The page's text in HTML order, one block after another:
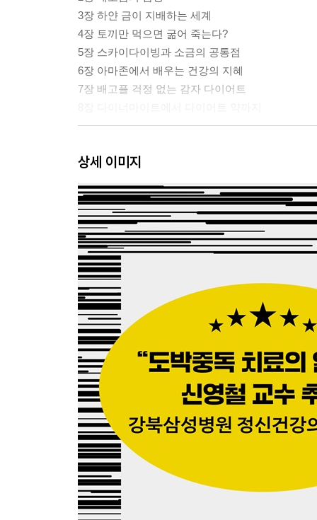
3장 하얀 금이 지배하는 세계
4장 토끼만 먹으면 굶어 죽는다?
5장 스카이다이빙과 소금의 공통점
6장 아마존에서 배우는 건강의 지혜
7장 배고플 걱정 없는 감자 다이어트
10장 황홀로 가는 지름길
11장 기쁨을 주는 식물에 중독되다
12장 도파민의 진실
3부 스크린 중독을 통제할 수 있다는 착각
13장 가상의 친구, 현실의 친구
14장 무한 스크롤에 빠진 사람들
15장 큰 연못 속 작은 물고기
16장 화장품에서 핵무기까지, 경쟁이 만든 악순환
17장 내추럴과 스테로이드
맺는 말 당신도 집착에 빠질 수 있다
감사의 말
주
찾아보기
상세 이미지